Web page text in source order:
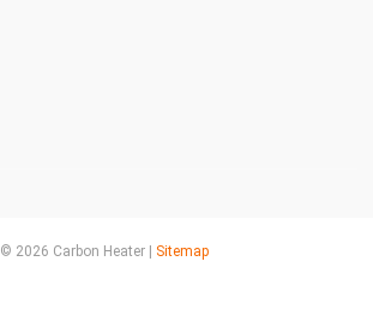
© 2026 Carbon Heater | Sitemap